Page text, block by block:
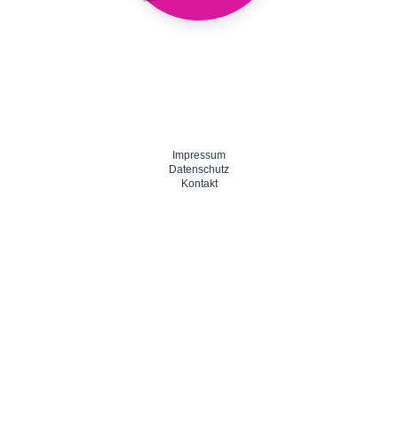
Impressum
Datenschutz
Kontakt